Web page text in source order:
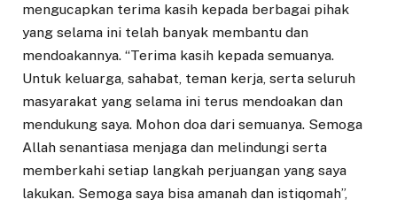
mengucapkan terima kasih kepada berbagai pihak
yang selama ini telah banyak membantu dan
mendoakannya. “Terima kasih kepada semuanya.
Untuk keluarga, sahabat, teman kerja, serta seluruh
masyarakat yang selama ini terus mendoakan dan
mendukung saya. Mohon doa dari semuanya. Semoga
Allah senantiasa menjaga dan melindungi serta
memberkahi setiap langkah perjuangan yang saya
lakukan. Semoga saya bisa amanah dan istiqomah”,